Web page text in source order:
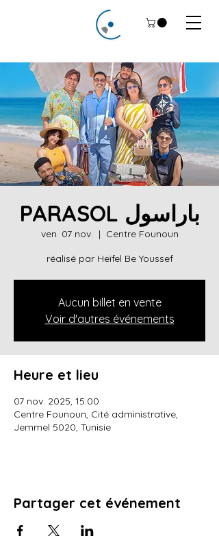
PARASOL باراسول
ven. 07 nov.
  |
Centre Founoun
réalisé par Heïfel Be Youssef
Aucun billet en vente
Voir d'autres événements
Heure et lieu
07 nov. 2025, 15:00
Centre Founoun, Cité administrative,
Jemmel 5020, Tunisie
Partager cet événement